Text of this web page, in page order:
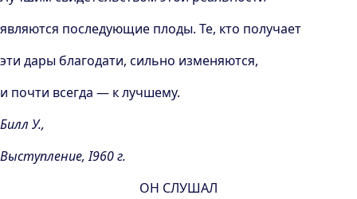
являются последующие плоды. Те, кто получает
эти дары благодати, сильно изменяются,
и почти всегда — к лучшему.
Билл У.,
Выступление, I960 г.
ОН СЛУШАЛ